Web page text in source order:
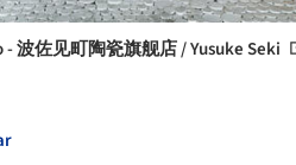
- 波佐见町陶瓷旗舰店 / Yusuke Seki